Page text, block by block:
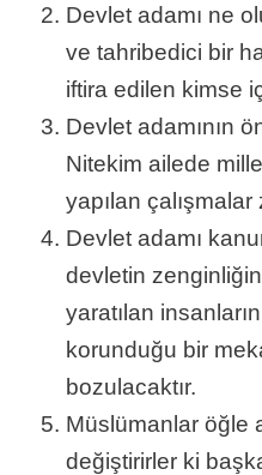
Devlet adamı ne
ve tahribedici bir
iftira edilen kimse
Devlet adamının
Nitekim ailede
yapılan
Devlet adamı
devletin
yaratılan
korunduğu bir
bozulacaktır.
Müslümanlar öğle
değiştirirler ki